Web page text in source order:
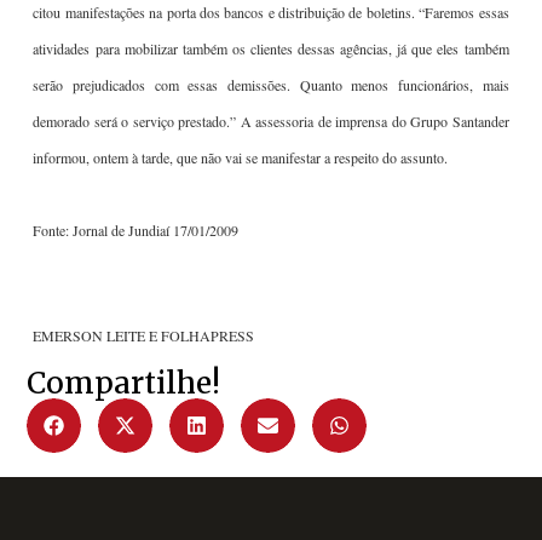
citou manifestações na porta dos bancos e distribuição de boletins. “Faremos essas
atividades para mobilizar também os clientes dessas agências, já que eles também
serão prejudicados com essas demissões. Quanto menos funcionários, mais
demorado será o serviço prestado.” A assessoria de imprensa do Grupo Santander
informou, ontem à tarde, que não vai se manifestar a respeito do assunto.
Fonte: Jornal de Jundiaí 17/01/2009
EMERSON LEITE E FOLHAPRESS
Compartilhe!